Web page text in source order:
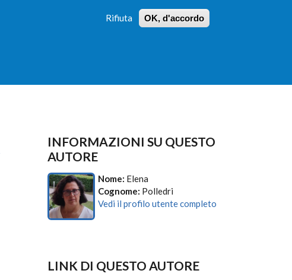
Rifiuta OK, d'accordo
RICERCA
INFORMAZIONI SU QUESTO
AUTORE
Nome: Elena
Cognome: Polledri
Vedi il profilo utente completo
LINK DI QUESTO AUTORE